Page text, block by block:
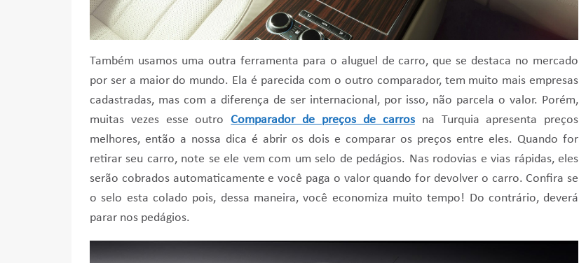
Também usamos uma outra ferramenta para o aluguel de carro, que se destaca no mercado
por ser a maior do mundo. Ela é parecida com o outro comparador, tem muito mais empresas
cadastradas, mas com a diferença de ser internacional, por isso, não parcela o valor. Porém,
muitas vezes esse outroComparador de preços de carrosna Turquia apresenta preços
melhores, então a nossa dica é abrir os dois e comparar os preços entre eles. Quando for
retirar seu carro, note se ele vem com um selo de pedágios. Nas rodovias e vias rápidas, eles
serão cobrados automaticamente e você paga o valor quando for devolver o carro. Confira se
o selo esta colado pois, dessa maneira, você economiza muito tempo! Do contrário, deverá
parar nos pedágios.